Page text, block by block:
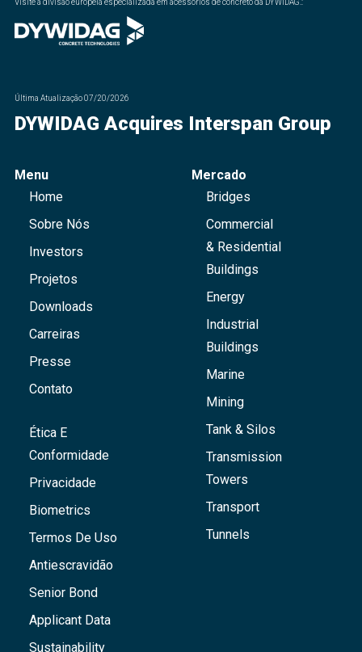
Última Atualização07/20/2026
DYWIDAG Acquires Interspan Group
Menu
Home
Sobre Nós
Investors
Projetos
Downloads
Carreiras
Presse
Contato
Ética E
Conformidade
Privacidade
Biometrics
Termos De Uso
Antiescravidão
Senior Bond
Applicant Data
Sustainability
Mercado
Bridges
Commercial
& Residential
Buildings
Energy
Industrial
Buildings
Marine
Mining
Tank & Silos
Transmission
Towers
Transport
Tunnels